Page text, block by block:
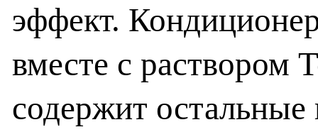
эффект.
вместе с раствором
содержит